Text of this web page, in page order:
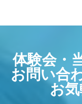
体験会・
お問い合
お